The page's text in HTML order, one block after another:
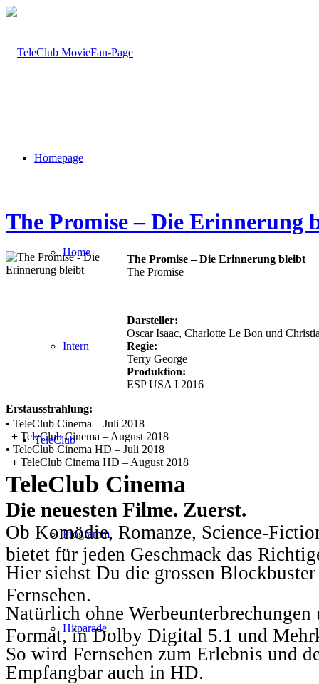
Homepage
Home
Intern
TeleClub
Programm
Hitparade
The Promise – Die Erinnerung
The Promise – Die Erinnerung bleibt
The Promise
Darsteller:
Oscar Isaac, Charlotte Le Bon und
Regie:
Terry George
Produktion:
ESP USA I 2016
Erstausstrahlung:
• TeleClub Cinema – Juli 2018
+ TeleClub Cinema – August 2018
• TeleClub Cinema HD – Juli 2018
+ TeleClub Cinema HD – August 2018
TeleClub Cinema
Die neuesten Filme. Zuerst.
Ob Komödie, Romanze, Science-
bietet für jeden Geschmack das
Hier siehst Du die grossen
Fernsehen.
Natürlich ohne
Format, in Dolby Digital 5.1 und
So wird Fernsehen zum Erlebnis und
Empfangbar auch in HD.